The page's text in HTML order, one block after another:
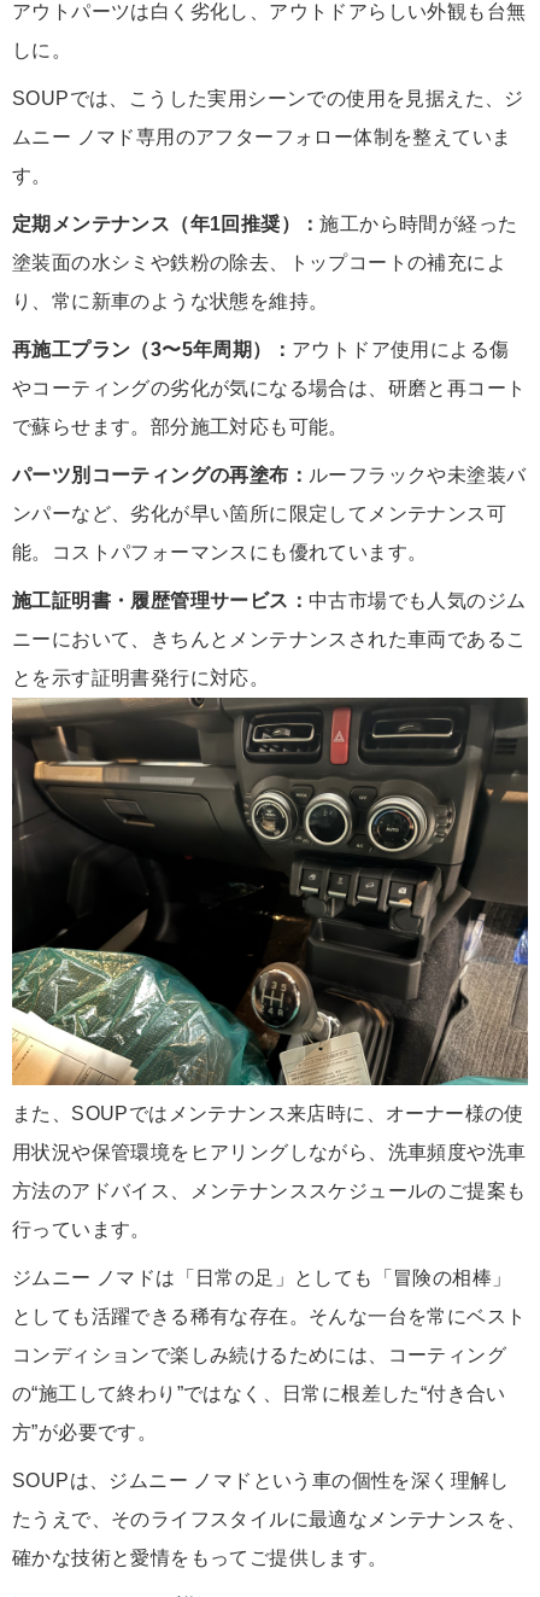
アウトパーツは白く劣化し、アウトドアらしい外観も台無
しに。
SOUPでは、こうした実用シーンでの使用を見据えた、ジ
ムニー ノマド専用のアフターフォロー体制を整えていま
す。
定期メンテナンス（年1回推奨）：施工から時間が経った
塗装面の水シミや鉄粉の除去、トップコートの補充によ
り、常に新車のような状態を維持。
再施工プラン（3〜5年周期）： アウトドア使用による傷
やコーティングの劣化が気になる場合は、研磨と再コート
で蘇らせます。部分施工対応も可能。
パーツ別コーティングの再塗布： ルーフラックや未塗装バ
ンパーなど、劣化が早い箇所に限定してメンテナンス可
能。コストパフォーマンスにも優れています。
施工証明書・履歴管理サービス： 中古市場でも人気のジム
ニーにおいて、きちんとメンテナンスされた車両であるこ
とを示す証明書発行に対応。
また、SOUPではメンテナンス来店時に、オーナー様の使
用状況や保管環境をヒアリングしながら、洗車頻度や洗車
方法のアドバイス、メンテナンススケジュールのご提案も
行っています。
ジムニー ノマドは「日常の足」としても「冒険の相棒」
としても活躍できる稀有な存在。そんな一台を常にベスト
コンディションで楽しみ続けるためには、コーティング
の“施工して終わり”ではなく、日常に根差した“付き合い
方”が必要です。
SOUPは、ジムニー ノマドという車の個性を深く理解し
たうえで、そのライフスタイルに最適なメンテナンスを、
確かな技術と愛情をもってご提供します。